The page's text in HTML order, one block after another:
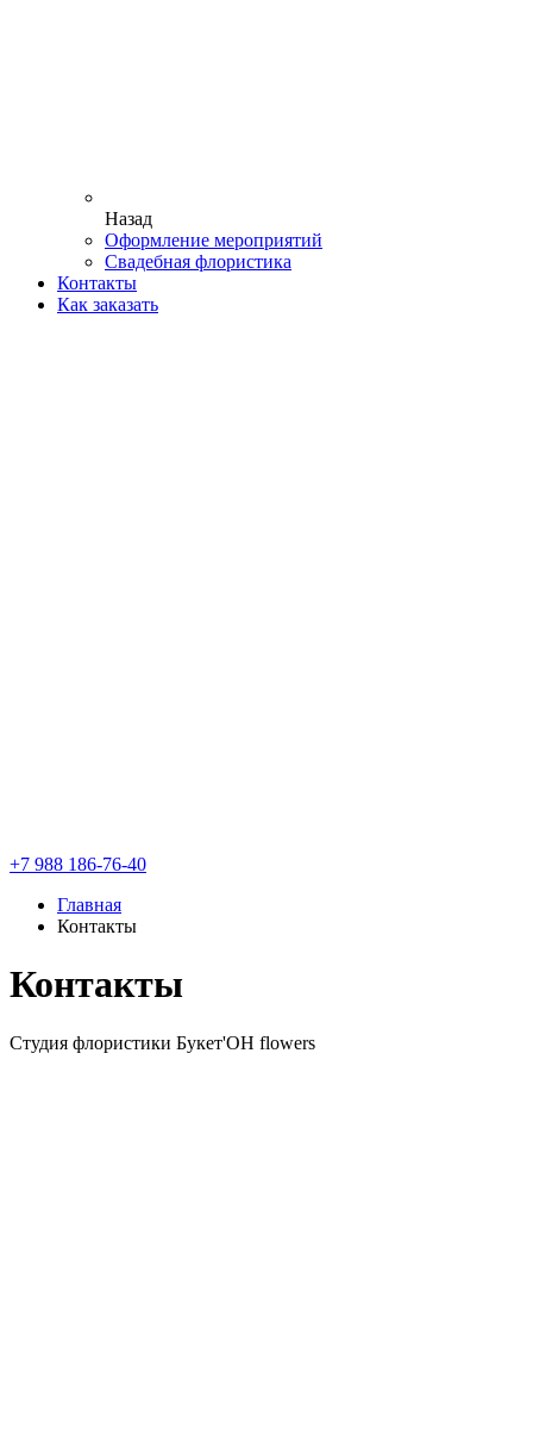
Назад
Оформление мероприятий
Свадебная флористика
Контакты
Как заказать
+7 988 186-76-40
Главная
Контакты
Контакты
Студия флористики Букет'ОН flowers